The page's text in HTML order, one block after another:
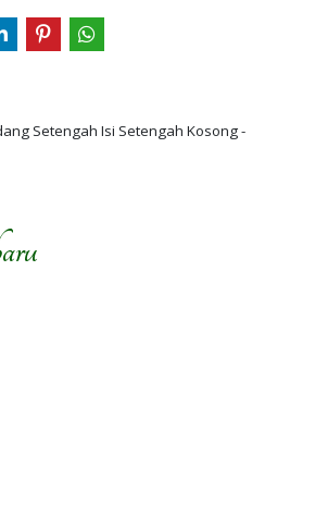
Setengah Isi Setengah Kosong -